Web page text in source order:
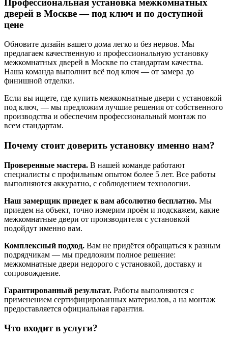
дверей в Москве — под ключ и по доступной
цене
Обновите дизайн вашего дома легко и без нервов. Мы
предлагаем качественную и профессиональную установку
межкомнатных дверей в Москве по стандартам качества.
Наша команда выполнит всё под ключ — от замера до
финишной отделки.
Если вы ищете, где купить межкомнатные двери с установкой
под ключ, — мы предложим лучшие решения от собственного
производства и обеспечим профессиональный монтаж по
всем стандартам.
Почему стоит доверить установку именно нам?
Проверенные мастера. В нашей команде работают
специалисты с профильным опытом более 5 лет. Все работы
выполняются аккуратно, с соблюдением технологии.
Наш замерщик приедет к вам абсолютно бесплатно. Мы
приедем на объект, точно измерим проём и подскажем, какие
межкомнатные двери от производителя с установкой
подойдут именно вам.
Комплексный подход. Вам не придётся обращаться к разным
подрядчикам — мы предложим полное решение:
межкомнатные двери недорого с установкой, доставку и
сопровождение.
Гарантированный результат. Работы выполняются с
применением сертифицированных материалов, а на монтаж
предоставляется официальная гарантия.
Что входит в услуги?